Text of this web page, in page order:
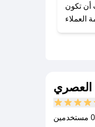
7 أيام من استلام الطلب. يجب أن تكون
العصري